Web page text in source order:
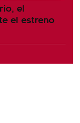
el
el estreno